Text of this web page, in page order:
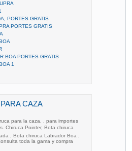
PORTES GRATIS
PORTES GRATIS
BOA PORTES GRATIS
1
CAZA
para la caza, , para importes
Chiruca Pointer, Bota chiruca
, Bota chiruca Labrador Boa ,
toda la gama y compra